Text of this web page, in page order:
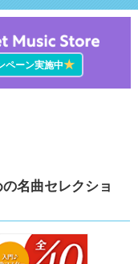
ペーン実施中★
名曲セレクショ